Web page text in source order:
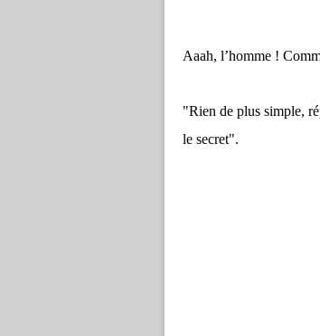
Aaah, l’homme !
"Rien de plus simple,
le secret".